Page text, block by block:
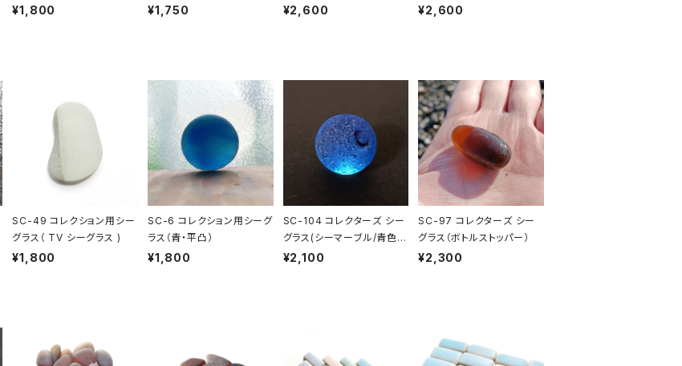
¥1,800
27
¥1,750 ¥2,600 ¥2,600
SC-49 コレクション用シー
グラス（ TV シーグラス )
¥1,800
SC-6 コレクション用シーグ
ラス（青・平凸）
¥1,800
SC-104 コレクターズ シー
グラス(シーマーブル/青色
系）
¥2,100
SC-97 コレクターズ シー
グラス（ボトルストッパー）
¥2,300